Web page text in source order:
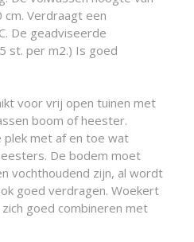
cm. Verdraagt een
De geadviseerde
st. per m2.) Is goed
voor vrij open tuinen met
boom of heester.
plek met af en toe wat
De bodem moet
vochthoudend zijn, al wordt
goed verdragen. Woekert
goed combineren met